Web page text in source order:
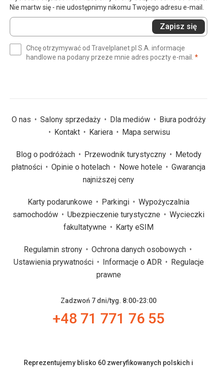
Nie martw się - nie udostępnimy nikomu Twojego adresu e-mail.
Wprowadź
swój
(wymagane)
Zapisz się
Chcę otrzymywać od Travelplanet.pl S.A. informacje
handlowe na podany przeze mnie adres poczty e-mail. *
O nas Salony sprzedaży Dla mediów
Biura podróży
Kontakt
Kariera Mapa serwisu
Blog o podróżach Przewodnik turystyczny
Metody
płatności
Opinie o hotelach Nowe hotele
Gwarancja
najniższej ceny
Karty podarunkowe Parkingi
Wypożyczalnia
samochodów
Ubezpieczenie turystyczne
Wycieczki
fakultatywne
Karty eSIM
Regulamin strony
Ochrona danych osobowych
Ustawienia prywatności
Informacje o ADR
Regulacje
prawne
Zadzwoń 7 dni/tyg. 8:00-23:00
+48 71 771 76 55
Reprezentujemy blisko 60 zweryfikowanych polskich i